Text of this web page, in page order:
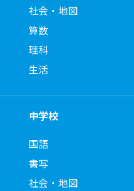
社会・地図
算数
理科
生活
中学校
国語
書写
社会・地図